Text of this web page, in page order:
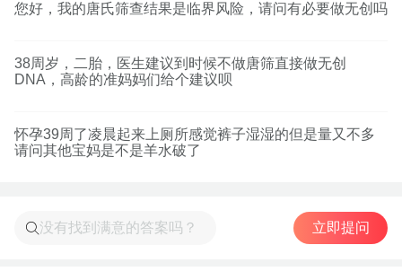
您好，我的唐氏筛查结果是临界风险，请问有必要做无创吗
38周岁，二胎，医生建议到时候不做唐筛直接做无创
DNA，高龄的准妈妈们给个建议呗
怀孕39周了凌晨起来上厕所感觉裤子湿湿的但是量又不多
请问其他宝妈是不是羊水破了
立即提问